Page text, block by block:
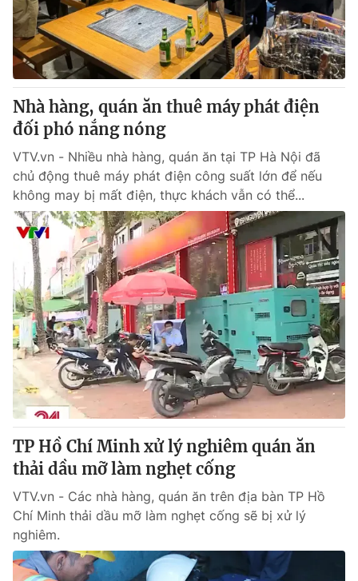
Nhà hàng, quán ăn thuê máy phát điện
đối phó nắng nóng
VTV.vn - Nhiều nhà hàng, quán ăn tại TP Hà Nội đã
chủ động thuê máy phát điện công suất lớn để nếu
không may bị mất điện, thực khách vẫn có thể...
TP Hồ Chí Minh xử lý nghiêm quán ăn
thải dầu mỡ làm nghẹt cống
VTV.vn - Các nhà hàng, quán ăn trên địa bàn TP Hồ
Chí Minh thải dầu mỡ làm nghẹt cống sẽ bị xử lý
nghiêm.